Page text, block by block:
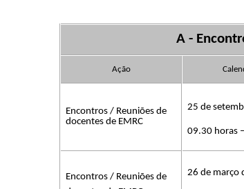
A -​​
Ação
Encontros / Reuniões de
docentes de EMRC
25 de
09.30 horas
Encontros / Reuniões de
26 de março